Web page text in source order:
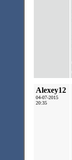
Alexey12
04-07-2015
20:35